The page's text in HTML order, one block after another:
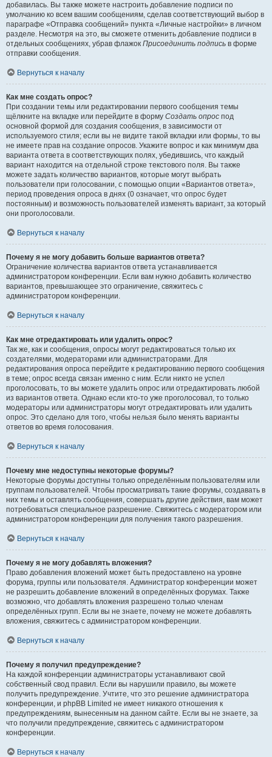
добавилась. Вы также можете настроить добавление подписи по
умолчанию ко всем вашим сообщениям, сделав соответствующий выбор в
параграфе «Отправка сообщений» пункта «Личные настройки» в личном
разделе. Несмотря на это, вы сможете отменить добавление подписи в
отдельных сообщениях, убрав флажок Присоединить подпись в форме
отправки сообщения.
Вернуться к началу
Как мне создать опрос?
При создании темы или редактировании первого сообщения темы
щёлкните на вкладке или перейдите в форму Создать опрос под
основной формой для создания сообщения, в зависимости от
используемого стиля; если вы не видите такой вкладки или формы, то вы
не имеете прав на создание опросов. Укажите вопрос и как минимум два
варианта ответа в соответствующих полях, убедившись, что каждый
вариант находится на отдельной строке текстового поля. Вы также
можете задать количество вариантов, которые могут выбрать
пользователи при голосовании, с помощью опции «Вариантов ответа»,
период проведения опроса в днях (0 означает, что опрос будет
постоянным) и возможность пользователей изменять вариант, за который
они проголосовали.
Вернуться к началу
Почему я не могу добавить больше вариантов ответа?
Ограничение количества вариантов ответа устанавливается
администратором конференции. Если вам нужно добавить количество
вариантов, превышающее это ограничение, свяжитесь с
администратором конференции.
Вернуться к началу
Как мне отредактировать или удалить опрос?
Так же, как и сообщения, опросы могут редактироваться только их
создателями, модераторами или администраторами. Для
редактирования опроса перейдите к редактированию первого сообщения
в теме; опрос всегда связан именно с ним. Если никто не успел
проголосовать, то вы можете удалить опрос или отредактировать любой
из вариантов ответа. Однако если кто-то уже проголосовал, то только
модераторы или администраторы могут отредактировать или удалить
опрос. Это сделано для того, чтобы нельзя было менять варианты
ответов во время голосования.
Вернуться к началу
Почему мне недоступны некоторые форумы?
Некоторые форумы доступны только определённым пользователям или
группам пользователей. Чтобы просматривать такие форумы, создавать в
них темы и оставлять сообщения, совершать другие действия, вам может
потребоваться специальное разрешение. Свяжитесь с модератором или
администратором конференции для получения такого разрешения.
Вернуться к началу
Почему я не могу добавлять вложения?
Право добавления вложений может быть предоставлено на уровне
форума, группы или пользователя. Администратор конференции может
не разрешить добавление вложений в определённых форумах. Также
возможно, что добавлять вложения разрешено только членам
определённых групп. Если вы не знаете, почему не можете добавлять
вложения, свяжитесь с администратором конференции.
Вернуться к началу
Почему я получил предупреждение?
На каждой конференции администраторы устанавливают свой
собственный свод правил. Если вы нарушили правило, вы можете
получить предупреждение. Учтите, что это решение администратора
конференции, и phpBB Limited не имеет никакого отношения к
предупреждениям, вынесенным на данном сайте. Если вы не знаете, за
что получили предупреждение, свяжитесь с администратором
конференции.
Вернуться к началу